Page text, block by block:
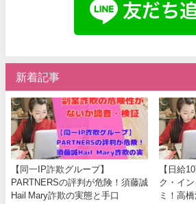
新着記事
【同一IP詐欺グループ】
PARTNERSの評判が危険！須藤誠
Hail Mary詐欺の実態と手口
【日給
ク・イ
ミ！高